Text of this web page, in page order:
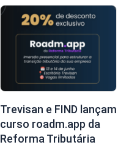
Trevisan e FIND lançam
curso roadm.app da
Reforma Tributária